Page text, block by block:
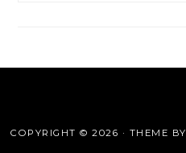
COPYRIGHT © 2026 · THEME BY